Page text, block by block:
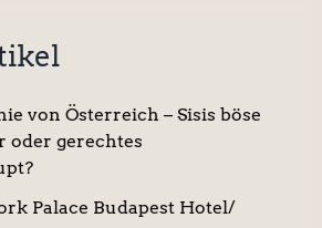
von Österreich – Sisis böse
oder gerechtes
Palace Budapest Hotel/